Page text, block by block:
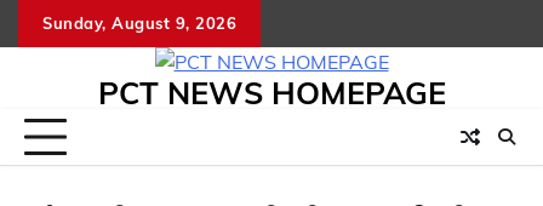
to
Sunday, August 9, 2026
PCT NEWS HOMEPAGE